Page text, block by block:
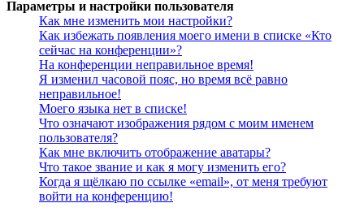
Параметры и настройки пользователя
Как мне изменить мои настройки?
Как избежать появления моего имени в списке «Кто
сейчас на конференции»?
На конференции неправильное время!
Я изменил часовой пояс, но время всё равно
неправильное!
Моего языка нет в списке!
Что означают изображения рядом с моим именем
пользователя?
Как мне включить отображение аватары?
Что такое звание и как я могу изменить его?
Когда я щёлкаю по ссылке «email», от меня требуют
войти на конференцию!